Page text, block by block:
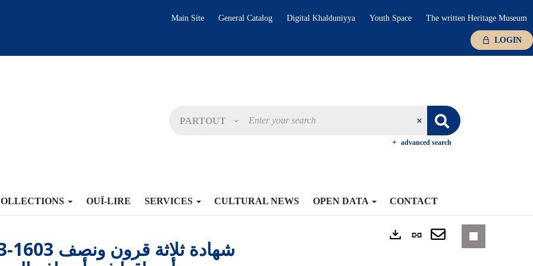
Main Site General Catalog Digital Khalduniyya Youth Space The written Heritage Museum
LOGIN
PARTOUT
advanced search
OUÏ-LIRE SERVICES CULTURAL NEWS OPEN DATA CONTACT
Permanent